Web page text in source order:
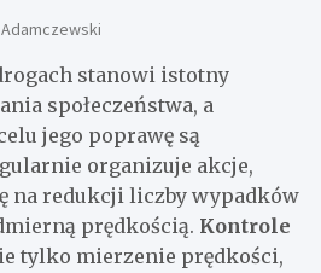
stanowi istotny
społeczeństwa, a
jego poprawę są
organizuje akcje,
na redukcji liczby wypadków
prędkością. Kontrole
tylko mierzenie prędkości,